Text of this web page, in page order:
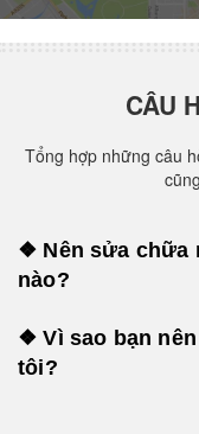
CÂU
Tổng hợp những câu
❖ Nên sửa chữa
nào?
❖ Vì sao bạn
tôi?